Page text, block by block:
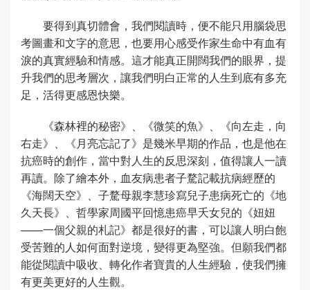
要得到真切體會，我們閱讀時，便不能只用腦袋思
考圖畫和文字的意思，也要用心感受作家生命中有血有
淚的真實經驗和情感。這才能真正開闊我們的眼界，提
升我們的思考層次，讓我們明白正常的人生到底有多充
足，活得更感恩快樂。
《森林裡的秘密》、《微笑的魚》、《向左走，向
右走》、《月亮忘記了》是幾米早期的作品，也是他在
抗癌時的創作，當中對人生的反思深刻，值得讓人一讀
再讀。除了繪本外，血友病患者子騖記載抗病經歷的
《海闊天空》、子騖母親李慧珍寫兒子患病死亡的《地
久天長》、哲學家周國平回憶患癌早夭女兒的《妞妞
——一個父親的札記》都是很好的書，可以讓人明白飽
受苦難的人如何面對逆境，變得更為堅強。但願我們都
能從閱讀中吸收、轉化作者寶貴的人生經驗，使我們擁
有更美更好的人生觀。